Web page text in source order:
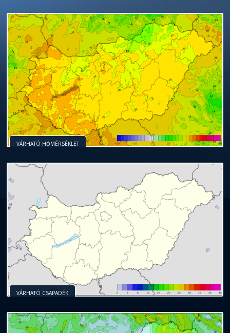
VÁRHATÓ HŐMÉRSÉKLET
VÁRHATÓ CSAPADÉK